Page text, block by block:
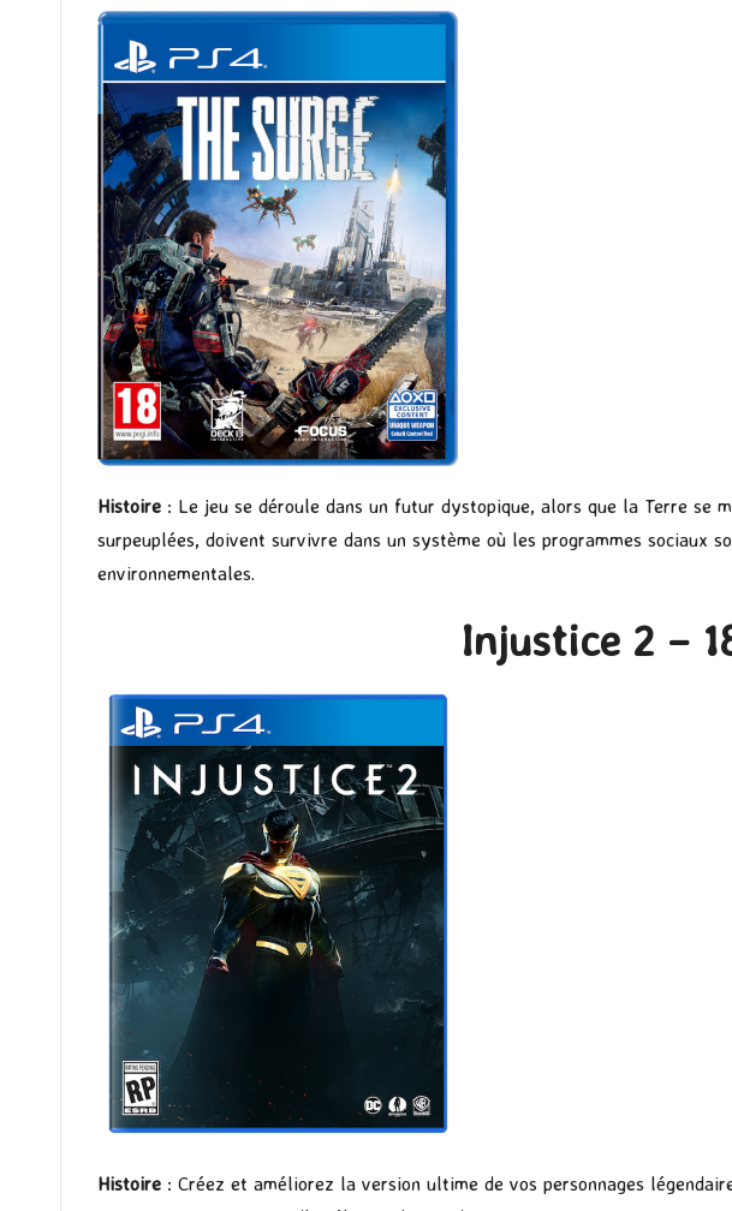
Histoire : Le jeu se déroule dans un futur dystopique, alors que la Terre se
surpeuplées, doivent survivre dans un système où les programmes sociaux
environnementales.
Injustice 2 –
Histoire : Créez et améliorez la version ultime de vos personnages